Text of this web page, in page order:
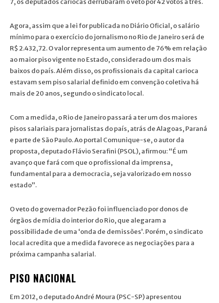
Agora, assim que a lei for publicada no Diário Oficial, o salário
mínimo para o exercício do jornalismo no Rio de Janeiro será de
R$ 2.432,72. O valor representa um aumento de 76% em relação
ao maior piso vigente no Estado, considerado um dos mais
baixos do país. Além disso, os profissionais da capital carioca
estavam sem piso salarial definido em convenção coletiva há
mais de 20 anos, segundo o sindicato local.
Com a medida, o Rio de Janeiro passará a ter um dos maiores
pisos salariais para jornalistas do país, atrás de Alagoas, Paraná
e parte de São Paulo. Ao portal Comunique-se, o autor da
proposta, deputado Flávio Serafini (PSOL), afirmou: “É um
avanço que fará com que o profissional da imprensa,
fundamental para a democracia, seja valorizado em nosso
estado”.
O veto do governador Pezão foi influenciado por donos de
órgãos de mídia do interior do Rio, que alegaram a
possibilidade de uma ‘onda de demissões’. Porém, o sindicato
local acredita que a medida favorece as negociações para a
próxima campanha salarial.
PISO NACIONAL
Em 2012, o deputado André Moura (PSC-SP) apresentou